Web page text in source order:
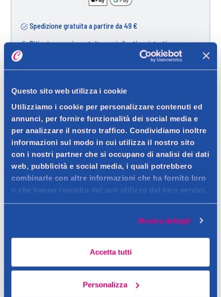
Questo sito web utilizza i cookie
Utilizziamo i cookie per personalizzare contenuti ed
annunci, per fornire funzionalità dei social media e
per analizzare il nostro traffico. Condividiamo inoltre
informazioni sul modo in cui utilizza il nostro sito
con i nostri partner che si occupano di analisi dei dati
web, pubblicità e social media, i quali potrebbero
combinarle con altre informazioni che ha fornito loro
o che hanno raccolto dal suo utilizzo dei loro servizi.
Mostra dettagli
Accetta tutti
Personalizza
Spedizione gratuita a partire da 49 €
Ritiro in negozio gratuito per i clienti registrati
Dettagli prodotto
Descrizione
Crea look spettacolari, trucco Smoky Eyes e volume XXL in
pochi secondi con il mascara a lunga tenuta
Contatto del produttore
Dettagli
nero intenso: il segreto di Smoky Eyes! Il mascara nutre e
rinforza intensamente le ciglia grazie alla sua formula. Il
mascara a lunga tenuta senza grumi, sbavature, sbriciolamenti
non si secca a lungo in un flacone.